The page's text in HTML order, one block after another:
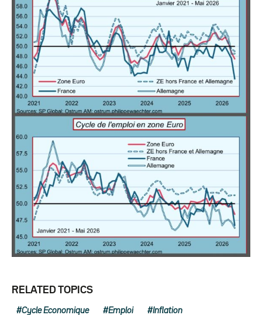
RELATED TOPICS
Cycle Economique Emploi Inflation